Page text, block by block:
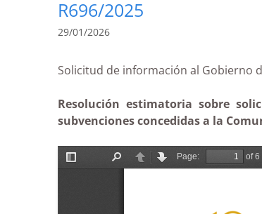
R696/2025
29/01/2026
Solicitud de información al
Resolución estimatoria sobre
subvenciones concedidas a la